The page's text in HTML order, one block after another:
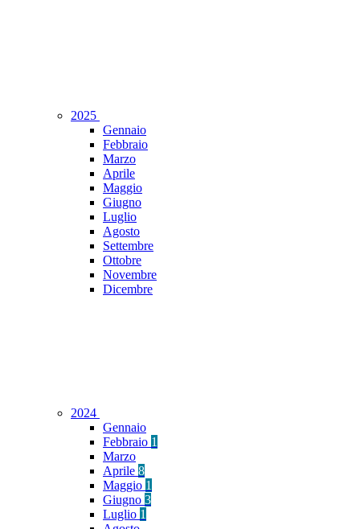
2025
Gennaio
Febbraio
Marzo
Aprile
Maggio
Giugno
Luglio
Agosto
Settembre
Ottobre
Novembre
Dicembre
2024
Gennaio
Febbraio 1
Marzo
Aprile 8
Maggio 1
Giugno 3
Luglio 1